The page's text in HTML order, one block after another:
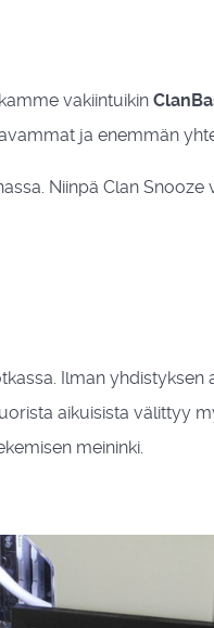
vakiintuikin
ja enemmän
Niinpä Clan Snooze
Ilman yhdistyksen
aikuisista välittyy
meininki.